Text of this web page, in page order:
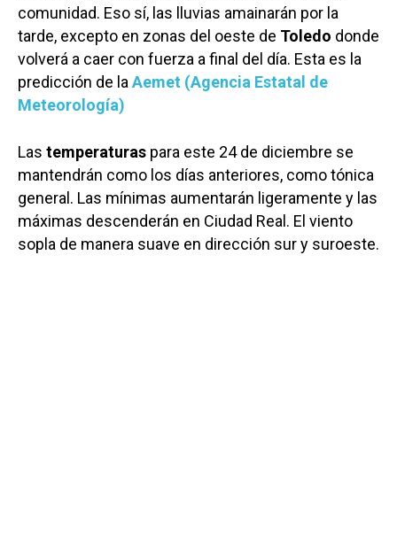
comunidad. Eso sí, las lluvias amainarán por la
tarde, excepto en zonas del oeste de Toledo donde
volverá a caer con fuerza a final del día. Esta es la
predicción de la Aemet (Agencia Estatal de
Meteorología)
Las temperaturas para este 24 de diciembre se
mantendrán como los días anteriores, como tónica
general. Las mínimas aumentarán ligeramente y las
máximas descenderán en Ciudad Real. El viento
sopla de manera suave en dirección sur y suroeste.